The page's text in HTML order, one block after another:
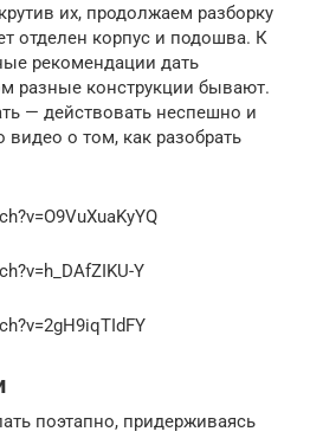
их, продолжаем разборку
отделен корпус и подошва. К
рекомендации дать
разные конструкции бывают.
— действовать неспешно и
видео о том, как разобрать
Y
поэтапно, придерживаясь